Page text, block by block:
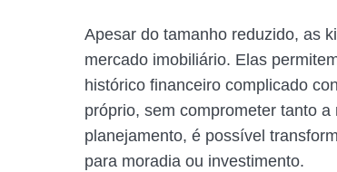
Apesar do tamanho reduzido, as
mercado imobiliário. Elas
histórico financeiro complicado
próprio, sem comprometer tanto
planejamento, é possível
para moradia ou investimento.